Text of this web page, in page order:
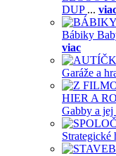
DUP ...
Bábiky
viac
Garáže a
HIER A
Gabby a
Strategické